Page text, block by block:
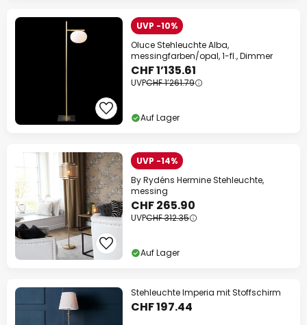
UVP -10%
Oluce Stehleuchte Alba,
messingfarben/opal, 1-fl., Dimmer
CHF 1’135.61
UVPCHF 1’261.79
Auf Lager
UVP -14%
By Rydéns Hermine Stehleuchte,
messing
CHF 265.90
UVPCHF 312.35
Auf Lager
Stehleuchte Imperia mit Stoffschirm
CHF 197.44